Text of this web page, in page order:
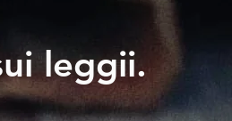
leggii.